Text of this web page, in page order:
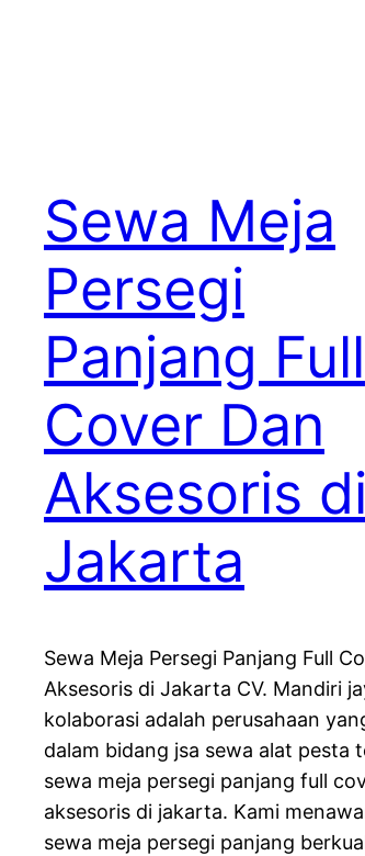
Sewa Meja
Persegi
Panjang Full
Cover Dan
Aksesoris di
Jakarta
Sewa Meja Persegi Panjang Full
Aksesoris di Jakarta CV. Mandiri
kolaborasi adalah perusahaan
dalam bidang jsa sewa alat pesta
sewa meja persegi panjang full
aksesoris di jakarta. Kami
sewa meja persegi panjang